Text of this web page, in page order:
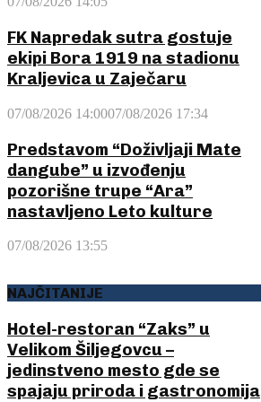
FK Napredak sutra gostuje
ekipi Bora 1919 na stadionu
Kraljevica u Zaječaru
07/08/2026 14:0007/08/2026 17:34
Predstavom “Doživljaji Mate
dangube” u izvođenju
pozorišne trupe “Ara”
nastavljeno Leto kulture
07/08/2026 13:55
NAJČITANIJE
Hotel-restoran “Zaks” u
Velikom Šiljegovcu –
jedinstveno mesto gde se
spajaju priroda i gastronomija